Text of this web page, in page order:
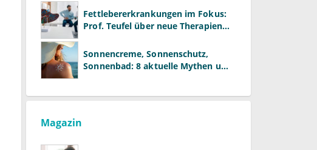
Fettlebererkrankungen im Fokus:
Prof. Teufel über neue Therapien
Sonnencreme, Sonnenschutz,
Sonnenbad: 8 aktuelle Mythen und
Magazin